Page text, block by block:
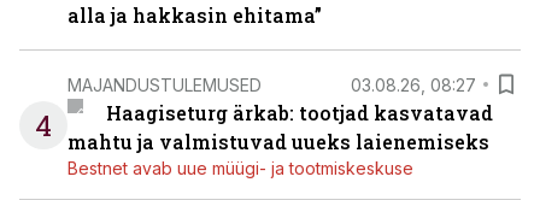
alla ja hakkasin ehitama”
4
MAJANDUSTULEMUSED 03.08.26, 08:27
Haagiseturg ärkab: tootjad kasvatavad
mahtu ja valmistuvad uueks laienemiseks
Bestnet avab uue müügi- ja tootmiskeskuse